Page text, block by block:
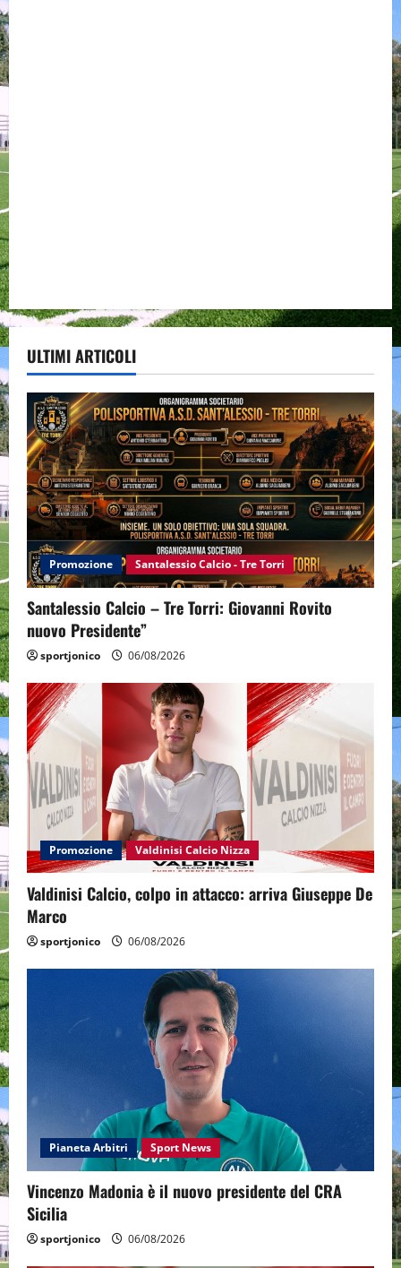
ULTIMI ARTICOLI
Promozione Santalessio Calcio - Tre Torri
Santalessio Calcio – Tre Torri: Giovanni Rovito
nuovo Presidente”
sportjonico 06/08/2026
Promozione Valdinisi Calcio Nizza
Valdinisi Calcio, colpo in attacco: arriva Giuseppe De
Marco
sportjonico 06/08/2026
Pianeta Arbitri Sport News
Vincenzo Madonia è il nuovo presidente del CRA
Sicilia
sportjonico 06/08/2026